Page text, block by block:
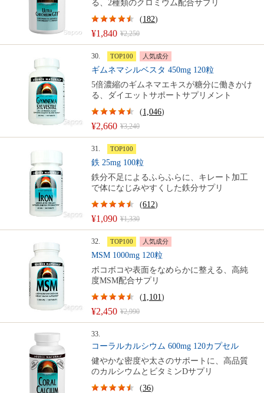
る、2種類のクロミウム配合サプリ
¥1,840 ¥2,250
(182)
30. TOP100 人気成分
ギムネマシルベスタ 450mg 120粒
5倍濃縮のギムネマエキスが糖分に働きかけ
る、ダイエットサポートサプリメント
¥2,660 ¥3,240
(1,046)
31. TOP100
鉄 25mg 100粒
鉄分不足によるふらふらに、キレート加工
で体になじみやすくした鉄分サプリ
¥1,090 ¥1,330
(612)
32. TOP100 人気成分
MSM 1000mg 120粒
ボコボコや表面をなめらかに整える、高純
度MSM配合サプリ
¥2,450 ¥2,990
(1,101)
33.
コーラルカルシウム 600mg 120カプセル
健やかな密度や太さのサポートに、高品質
のカルシウムとビタミンDサプリ
(36)